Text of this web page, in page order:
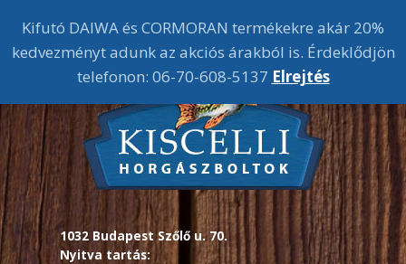
1032 Budapest Szőlő u. 70.
Nyitva tartás:
Kifutó DAIWA és CORMORAN termékekre akár 20%
kedvezményt adunk az akciós árakból is. Érdeklődjön
telefonon: 06-70-608-5137 Elrejtés